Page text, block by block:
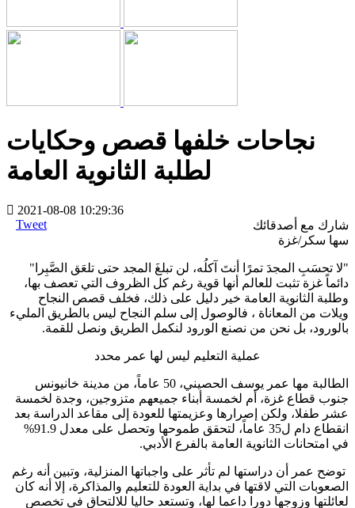
نجاحات خلفها قصص وحكايات
لطلبة الثانوية العامة
2021-08-08 10:29:36
شارك مع أصدقائك
Tweet
سها سكر/غزة
"لا تحسَبِ المجدَ تمرًا أنتَ آكلُه، لن تبلغَ المجد حتى تلعَق الصَّبِرا"
دائماً غزة تثبت للعالم أنها قوية رغم كل الظروف التي تعصف بها،
وطلبة الثانوية العامة خير دليل على ذلك، فخلف قصص النجاح
ويلات من المعاناة ، فالوصول إلى سلم النجاح ليس بالطريق المليء
بالورود، بل نحن من نصنع الورود لنكمل الطريق ونصل للقمة.
عملية التعليم ليس لها عمر محدد
الطالبة مها عمر يوسف الحصيني، 50 عاماً، من مدينة خانيونس
جنوب قطاع غزة، أم لخمسة أبناء جميعهم متزوجين، وجدة لخمسة
عشر طفلا، ولكن إصرارها وعزيمتها للعودة إلى مقاعد الدراسة بعد
انقطاع دام ل35 عاماً، لتحقق طموحها وتحصل على معدل 91.9%
في امتحانات الثانوية العامة بالفرع الأدبي.
توضح عمر أن دراستها لم تأثر على واجباتها المنزلية، وتبين أنه رغم
الصعوبات التي لاقتها في بداية العودة للتعليم والمذاكرة، إلا أنه كان
لعائلتها وزوجها دورا داعما لها، وتستعد حاليا للالتحاق في تخصص